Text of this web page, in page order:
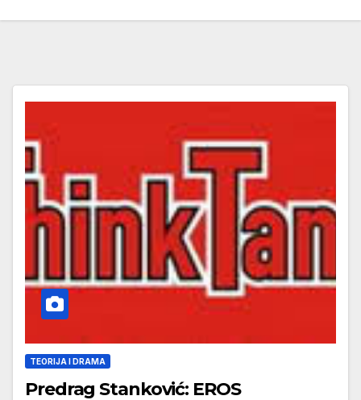
TEORIJA I DRAMA
Predrag Stanković: EROS